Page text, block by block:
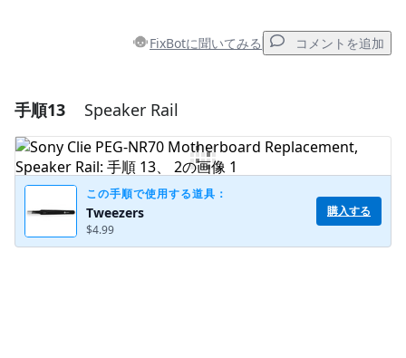
FixBotに聞いてみる コメントを追加
コメントを追加
コメントを追加
手順13 Speaker Rail
この手順で使用する道具：
Tweezers
$4.99
購入する